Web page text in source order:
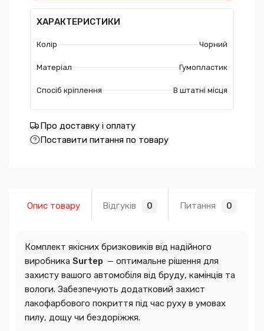
ХАРАКТЕРИСТИКИ
Колір Чорний
Матеріал Гумопластик
Спосіб кріплення В штатні місця
Про доставку і оплату
Поставити питання по товару
Опис товару Відгуків 0 Питання 0
Комплект якісних бризковиків від надійного
виробника Surtep — оптимальне рішення для
захисту вашого автомобіля від бруду, камінців та
вологи. Забезпечують додатковий захист
лакофарбового покриття під час руху в умовах
пилу, дощу чи бездоріжжя.